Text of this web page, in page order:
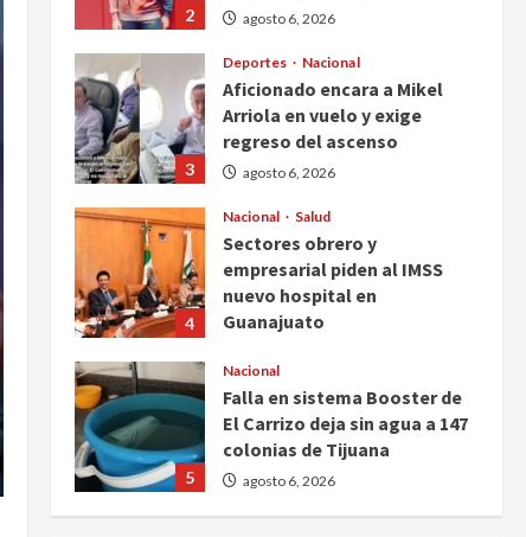
2 agosto 6, 2026
3
Deportes Nacional
Aficionado encara a Mikel
Arriola en vuelo y exige
regreso del ascenso
agosto 6, 2026
4
Nacional Salud
Sectores obrero y
empresarial piden al IMSS
nuevo hospital en
Guanajuato
5
Nacional
Falla en sistema Booster de
El Carrizo deja sin agua a 147
colonias de Tijuana
agosto 6, 2026